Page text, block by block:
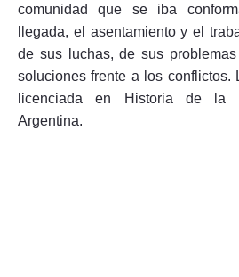
comunidad que se iba
llegada, el asentamiento y el
de sus luchas, de sus
soluciones frente a los conflictos.
licenciada en Historia de la
Argentina.